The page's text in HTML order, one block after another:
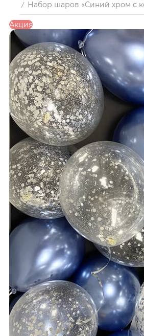
/ Набор шаров «Синий хром с
Акция